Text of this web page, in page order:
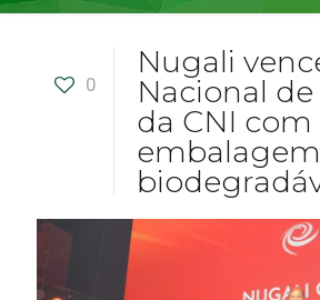
0
Nugali
Nacional
da CNI com
embalagem